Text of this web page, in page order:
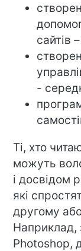
сайтів
-
Ті, хто
можуть
і досвідом
які
другому
Наприклад,
Photoshop,